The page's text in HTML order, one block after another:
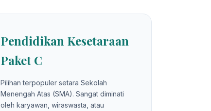
Pendidikan Kesetaraan
Paket C
Pilihan terpopuler setara Sekolah
Menengah Atas (SMA). Sangat diminati
oleh karyawan, wiraswasta, atau